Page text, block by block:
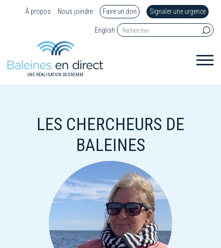
À propos Nous joindre Faire un don Signaler une urgence
English
UNE RÉALISATION DU GREMM
LES CHERCHEURS DE
BALEINES